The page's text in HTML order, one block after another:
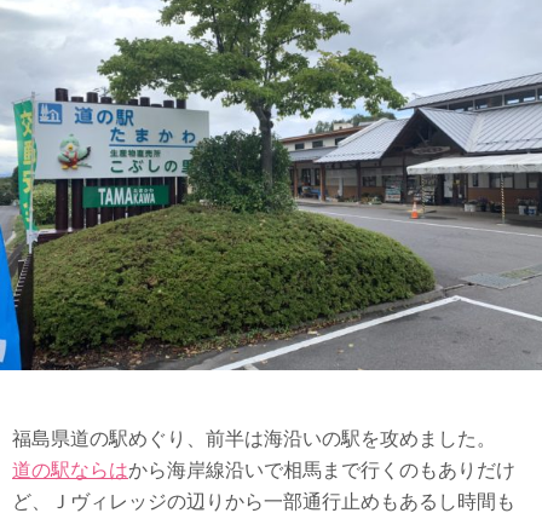
福島県道の駅めぐり、前半は海沿いの駅を攻めました。
道の駅ならはから海岸線沿いで相馬まで行くのもありだけ
ど、Ｊヴィレッジの辺りから一部通行止めもあるし時間も